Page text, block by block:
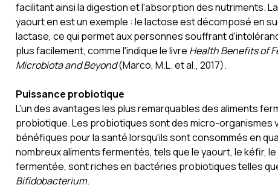
facilitant ainsi la digestion et l'absorption des nutriments.
yaourt en est un exemple : le lactose est décomposé en
lactase, ce qui permet aux personnes souffrant
plus facilement, comme l'indique le livre Health Benefits of
Microbiota and Beyond(Marco, M.L. et al., 2017).
Puissance probiotique
L'un des avantages les plus remarquables des aliments
probiotique. Les probiotiques sont des micro-organismes
bénéfiques pour la santé lorsqu'ils sont consommés en
nombreux aliments fermentés, tels que le yaourt, le kéfir,
fermentée, sont riches en bactéries probiotiques telles
Bifidobacterium.